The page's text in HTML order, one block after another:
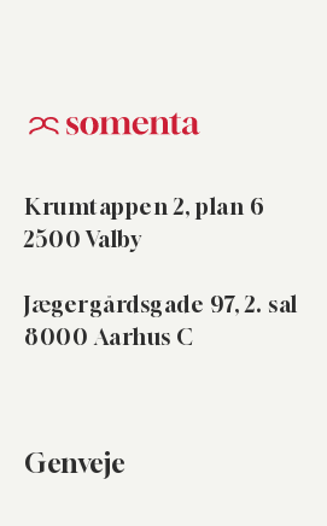
Krumtappen 2, plan 6
2500 Valby
Jægergårdsgade 97, 2. sal
8000 Aarhus C
Genveje